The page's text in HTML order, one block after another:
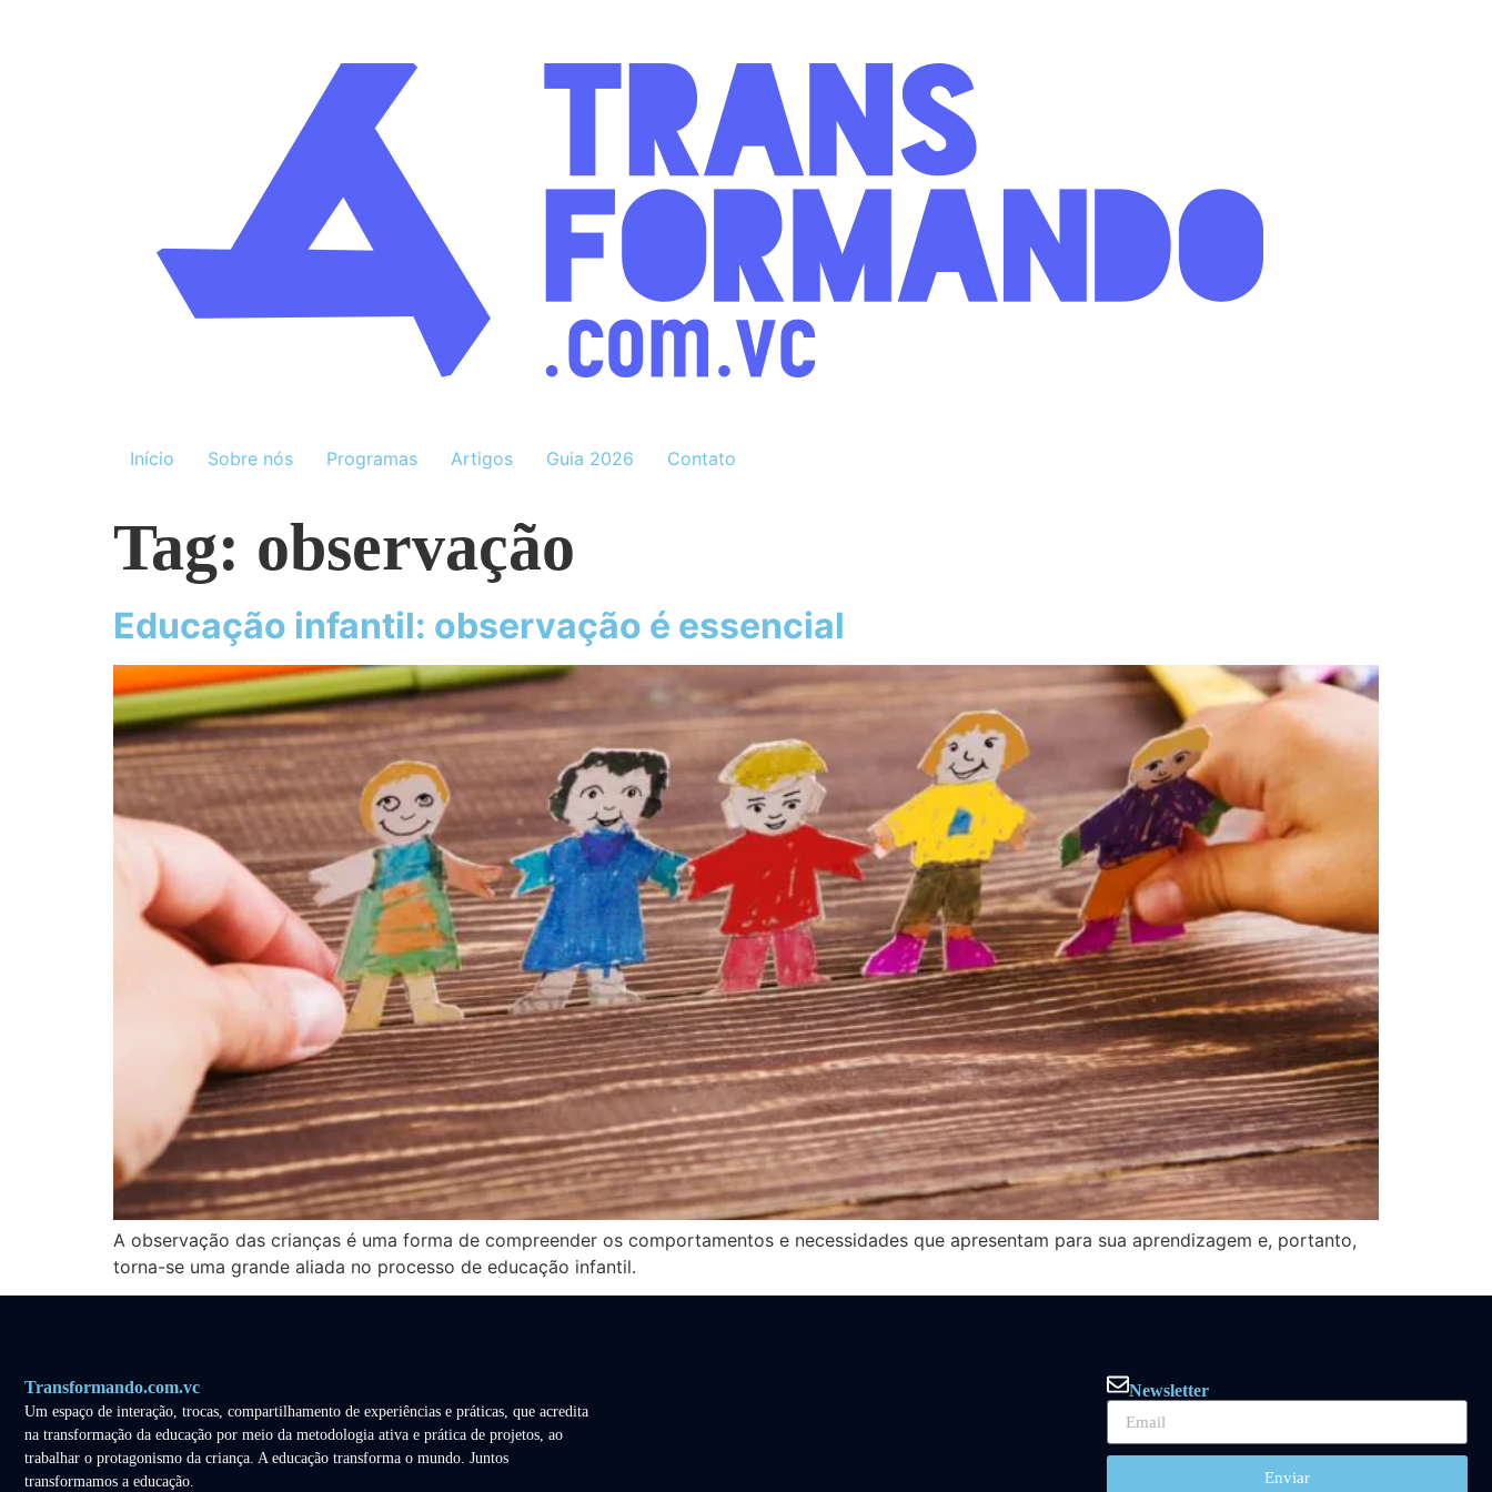
Início Sobre nós Programas Artigos Guia 2026 Contato
Tag: observação
Educação infantil: observação é essencial
A observação das crianças é uma forma de compreender os comportamentos e necessidades que apresentam para sua aprendizagem e, portanto,
torna-se uma grande aliada no processo de educação infantil.
Transformando.com.vc
Um espaço de interação, trocas, compartilhamento de experiências e práticas, que acredita
na transformação da educação por meio da metodologia ativa e prática de projetos, ao
trabalhar o protagonismo da criança. A educação transforma o mundo. Juntos
transformamos a educação.
Newsletter
Enviar